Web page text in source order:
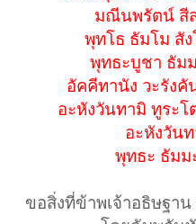
มณีนพรัตน์ สี
พุทโธ ธัมโม สั
พุทธะบูชา ธัม
อัคคีทานัง วะรังคั
อะหังวันทามิ ทูระโ
อะหังวัน
พุทธะ ธัมม
ขอสิ่งที่ข้าพเจ้าอธิษฐาน